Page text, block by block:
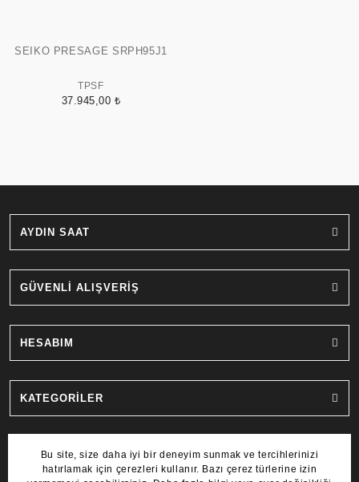
SEIKO PRESAGE SRPH95J1
TPSF
37.945,00 ₺
AYDIN SAAT
GÜVENLİ ALIŞVERİŞ
HESABIM
KATEGORİLER
MARKALAR